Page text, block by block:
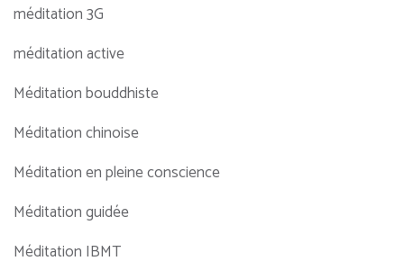
méditation 3G
méditation active
Méditation bouddhiste
Méditation chinoise
Méditation en pleine conscience
Méditation guidée
Méditation IBMT